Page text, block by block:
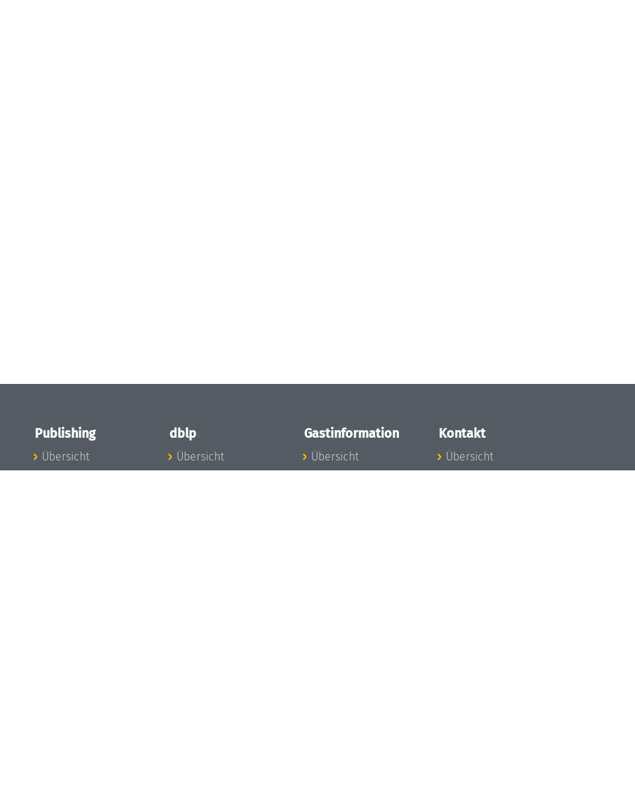
Publishing
Übersicht
dblp
Übersicht
Gastinformation
Übersicht
Kontakt
Übersicht